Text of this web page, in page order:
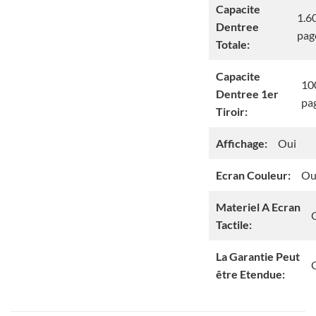
Capacite
Dentree
Totale:
Capacite
Dentree 1er
Tiroir:
Affichage: Oui
Ecran Couleur:
Materiel A Ecran
Tactile:
La Garantie Peut
être Etendue: